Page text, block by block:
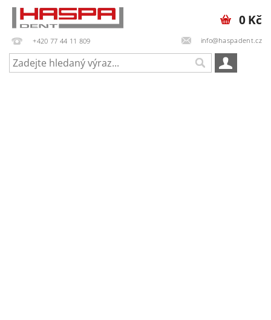
+420 77 44 11 809 info@haspadent.cz
0 Kč